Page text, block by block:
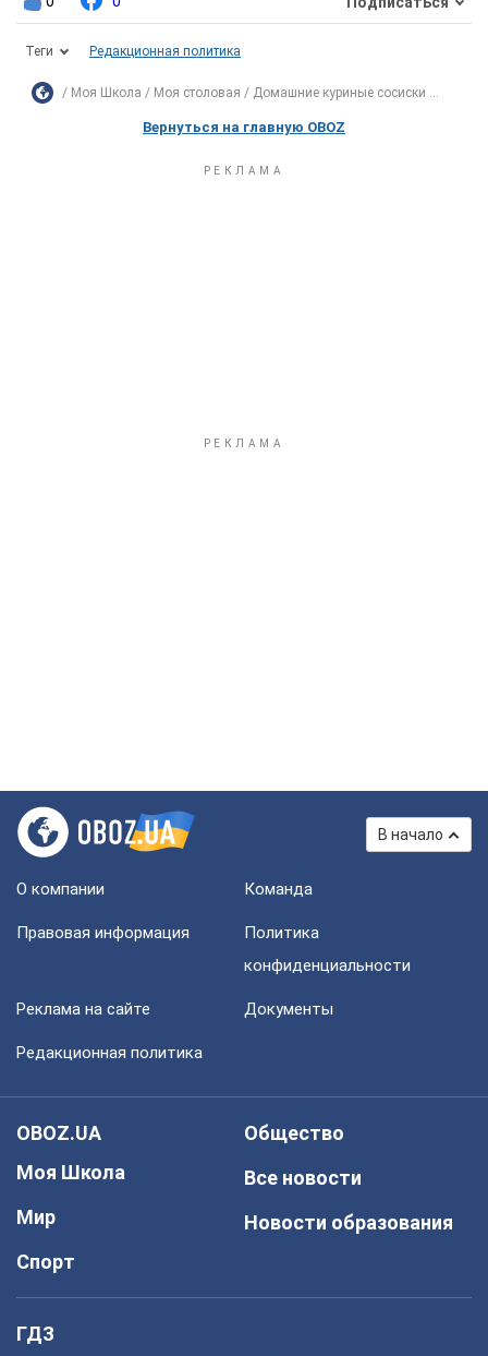
Теги Редакционная политика
Моя Школа Моя столовая Домашние куриные сосиски ...
Вернуться на главную OBOZ
В начало
О компании Команда
Правовая информация
Политика
конфиденциальности
Реклама на сайте Документы
Редакционная политика
OBOZ.UA
Моя Школа
Мир
Спорт
Общество
Все новости
Новости образования
ГДЗ